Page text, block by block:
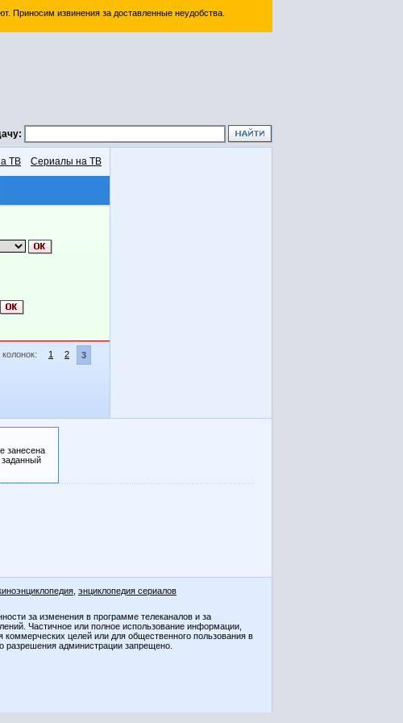
Приносим извинения за доставленные неудобства.
ТВ Сериалы на ТВ
колонок: 1 2 3
занесена
энциклопедия сериалов
за изменения в программе телеканалов и за
Частичное или полное использование информации,
коммерческих целей или для общественного пользования в
разрешения администрации запрещено.